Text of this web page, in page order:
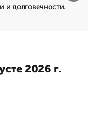
и долговечности.
2026 г.